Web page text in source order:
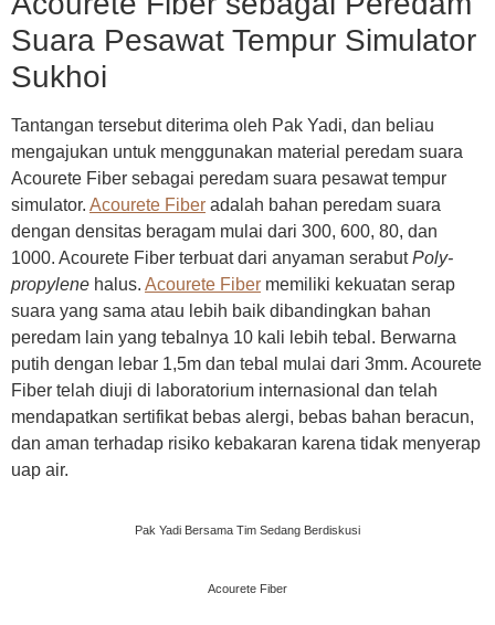
Suara Pesawat Tempur Simulator
Sukhoi
Tantangan tersebut diterima oleh Pak Yadi, dan beliau
mengajukan untuk menggunakan material peredam suara
Acourete Fiber sebagai peredam suara pesawat tempur
simulator. Acourete Fiber adalah bahan peredam suara
dengan densitas beragam mulai dari 300, 600, 80, dan
1000. Acourete Fiber terbuat dari anyaman serabutPoly-
propylene halus. Acourete Fiber memiliki kekuatan serap
suara yang sama atau lebih baik dibandingkan bahan
peredam lain yang tebalnya 10 kali lebih tebal. Berwarna
putih dengan lebar 1,5m dan tebal mulai dari 3mm. Acourete
Fiber telah diuji di laboratorium internasional dan telah
mendapatkan sertifikat bebas alergi, bebas bahan beracun,
dan aman terhadap risiko kebakaran karena tidak menyerap
uap air.
Pak Yadi Bersama Tim Sedang Berdiskusi
Acourete Fiber